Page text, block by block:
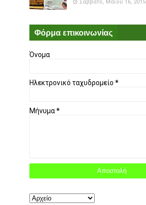
Σάββατο, Μαΐου 16, 2015
Φόρμα επικοινωνίας
Όνομα
Ηλεκτρονικό ταχυδρομείο *
Μήνυμα*